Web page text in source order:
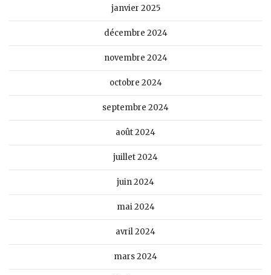
janvier 2025
décembre 2024
novembre 2024
octobre 2024
septembre 2024
août 2024
juillet 2024
juin 2024
mai 2024
avril 2024
mars 2024